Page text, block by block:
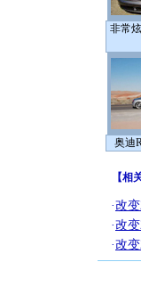
非常
奥迪
【相
·改
·改
·改